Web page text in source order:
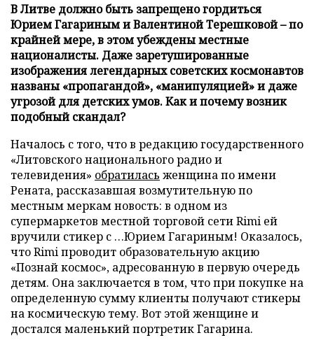
В Литве должно быть запрещено гордиться
Юрием Гагариным и Валентиной Терешковой – по
крайней мере, в этом убеждены местные
националисты. Даже заретушированные
изображения легендарных советских космонавтов
названы «пропагандой», «манипуляцией» и даже
угрозой для детских умов. Как и почему возник
подобный скандал?
Началось с того, что в редакцию государственного
«Литовского национального радио и
телевидения» обратилась женщина по имени
Рената, рассказавшая возмутительную по
местным меркам новость: в одном из
супермаркетов местной торговой сети Rimi ей
вручили стикер с …Юрием Гагариным! Оказалось,
что Rimi проводит образовательную акцию
«Познай космос», адресованную в первую очередь
детям. Она заключается в том, что при покупке на
определенную сумму клиенты получают стикеры
на космическую тему. Вот этой женщине и
достался маленький портретик Гагарина.